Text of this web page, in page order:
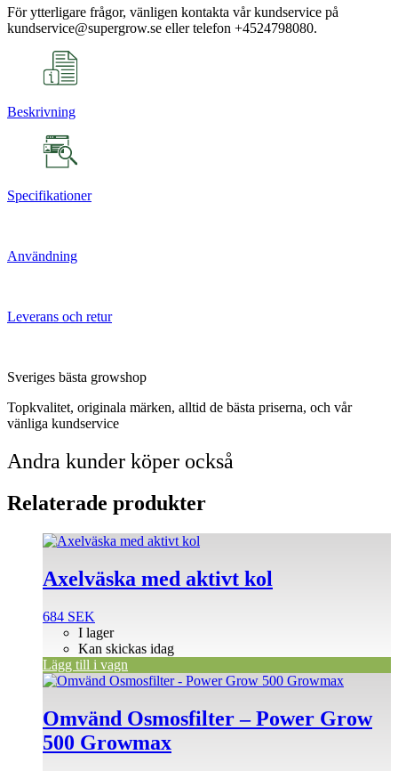
För ytterligare frågor, vänligen kontakta vår kundservice på
kundservice@supergrow.se eller telefon +4524798080.
Beskrivning
Specifikationer
Användning
Leverans och retur
Sveriges bästa growshop
Topkvalitet, originala märken, alltid de bästa priserna, och vår
vänliga kundservice
Andra kunder köper också
Relaterade produkter
Axelväska med aktivt kol
684 SEK
I lager
Kan skickas idag
Lägg till i vagn
Omvänd Osmosfilter – Power Grow
500 Growmax